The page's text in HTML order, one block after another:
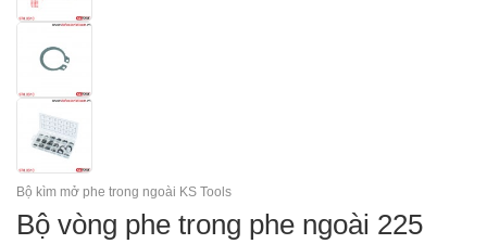
Bộ kìm mở phe trong ngoài KS Tools
Bộ vòng phe trong phe ngoài 225